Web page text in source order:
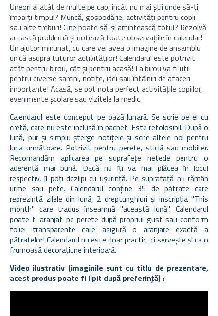
Uneori ai atât de multe pe cap, încât nu mai știi unde să-ți
împarți timpul? Muncă, gospodărie, activități pentru copii
sau alte treburi! Cine poate să-și amintească totul? Rezolvă
această problemă și notează toate observațiile în calendar!
Un ajutor minunat, cu care vei avea o imagine de ansamblu
unică asupra tuturor activităților! Calendarul este potrivit
atât pentru birou, cât și pentru acasă! La birou va fi util
pentru diverse sarcini, notițe, idei sau întâlniri de afaceri
importante! Acasă, se pot nota perfect activitățile copiilor,
evenimente școlare sau vizitele la medic.
Calendarul este conceput pe bază lunară. Se scrie pe el cu
cretă, care nu este inclusă în pachet. Este refolosibil. După o
lună, pur și simplu șterge notițele și scrie altele noi pentru
luna următoare. Potrivit pentru perete, sticlă sau mobilier.
Recomandăm aplicarea pe suprafețe netede pentru o
aderență mai bună. Dacă nu îți va mai plăcea în locul
respectiv, îl poți dezlipi cu ușurință. Pe suprafață nu rămân
urme sau pete. Calendarul conține 35 de pătrate care
reprezintă zilele din lună, 2 dreptunghiuri și inscripția "This
month" care tradus înseamnă "această lună". Calendarul
poate fi aranjat pe perete după propriul gust sau conform
foliei transparente care asigură o aranjare exactă a
pătratelor! Calendarul nu este doar practic, ci servește și ca o
frumoasă decorațiune interioară.
Video ilustrativ (imaginile sunt cu titlu de prezentare,
acest produs poate fi lipit după preferință) :